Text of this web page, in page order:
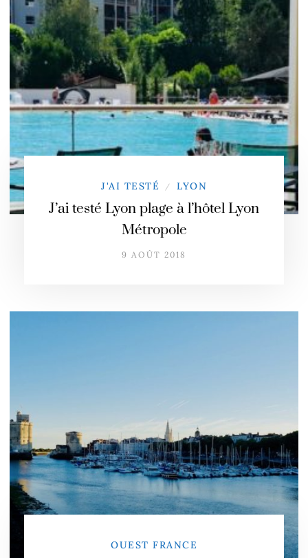
J'AI TESTÉ / LYON
J’ai testé Lyon plage à l’hôtel Lyon
Métropole
9 AOÛT 2018
OUEST FRANCE